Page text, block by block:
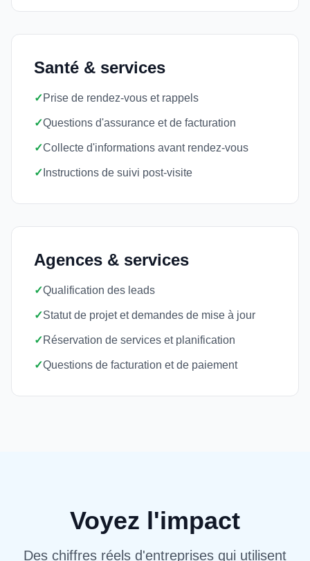
Santé & services
✓Prise de rendez-vous et rappels
✓Questions d'assurance et de facturation
✓Collecte d'informations avant rendez-vous
✓ Instructions de suivi post-visite
Agences & services
✓Qualification des leads
✓Statut de projet et demandes de mise à jour
✓Réservation de services et planification
✓Questions de facturation et de paiement
Voyez l'impact
Des chiffres réels d'entreprises qui utilisent